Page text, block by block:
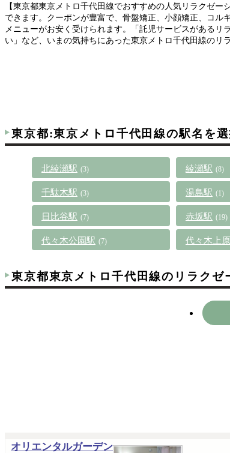
【東京都東京メトロ千代田線でおすすめの人気リラクゼ
できます。クーポンが豊富で、骨盤矯正、小顔矯正、コ
メニューがお安く受けられます。「託児サービスがある
い」など、いまの気持ちにあった東京メトロ千代田線のリ
東京都:東京メトロ千代田線の駅名を
北綾瀬駅 (3) 綾瀬駅 (8)
千駄木駅 (3) 湯島駅 (1)
日比谷駅 (7) 赤坂駅 (19)
代々木公園駅 (7) 代々木上
東京都東京メトロ千代田線のリラクゼ
オリエンタルガーデン